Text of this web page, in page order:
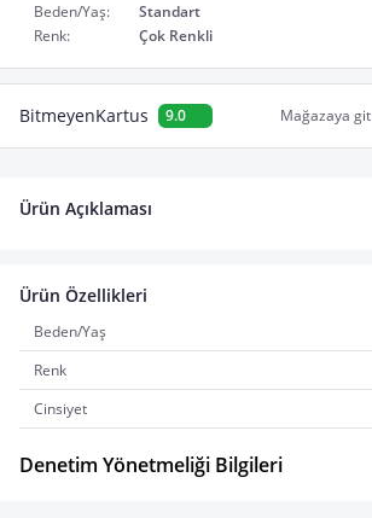
Beden/Yaş:
Standart
Renk:
Çok Renkli
BitmeyenKartus 9.0 Mağazaya git
Ürün Açıklaması
Ürün Özellikleri
Beden/Yaş
Renk
Cinsiyet
Denetim Yönetmeliği Bilgileri